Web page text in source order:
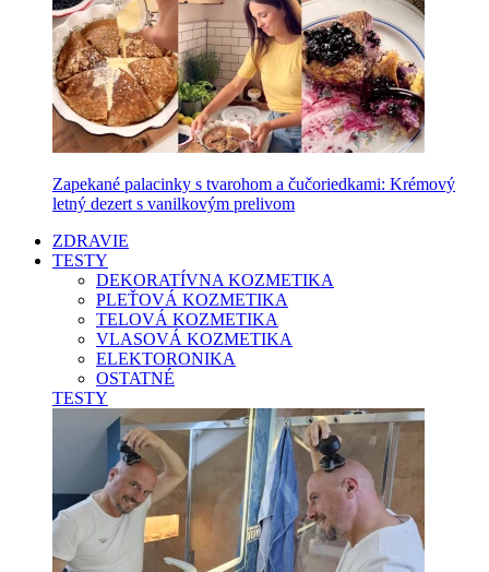
Zapekané palacinky s tvarohom a čučoriedkami: Krémový
letný dezert s vanilkovým prelivom
ZDRAVIE
TESTY
DEKORATÍVNA KOZMETIKA
PLEŤOVÁ KOZMETIKA
TELOVÁ KOZMETIKA
VLASOVÁ KOZMETIKA
ELEKTORONIKA
OSTATNÉ
TESTY